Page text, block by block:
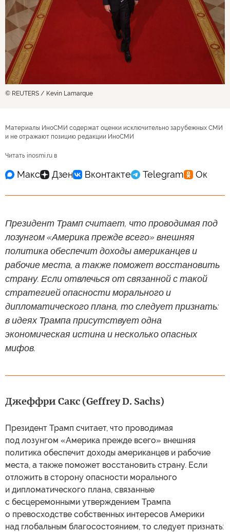
© REUTERS / Kevin Lamarque
Материалы ИноСМИ содержат оценки исключительно зарубежных СМИ
и не отражают позицию редакции ИноСМИ
Читать inosmi.ru в
Президент Трамп считает, что проводимая под
лозунгом «Америка прежде всего» внешняя
политика обеспечит доходы американцев и
рабочие места, а также поможет восстановить
страну. Если отвлечься от связанной с такой
стратегией опасности морального и
дипломатического плана, то следует признать:
в идеях Трампа присутствует одна
экономическая истина и несколько опасных
мифов.
Джеффри Сакс (Geffrey D. Sachs)
Президент Трамп считает, что проводимая
под лозунгом «Америка прежде всего» внешняя
политика обеспечит доходы американцев и рабочие
места, а также поможет восстановить страну. Если
отложить в сторону опасности морального
и дипломатического плана, связанные
с бесцеремонными утверждением Трампа
о превосходстве собственных интересов Америки
над глобальным благосостоянием, то следует признать: